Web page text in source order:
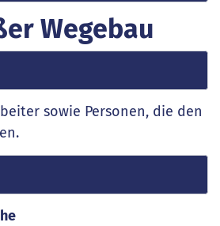
Wegebau
sowie Personen, die den